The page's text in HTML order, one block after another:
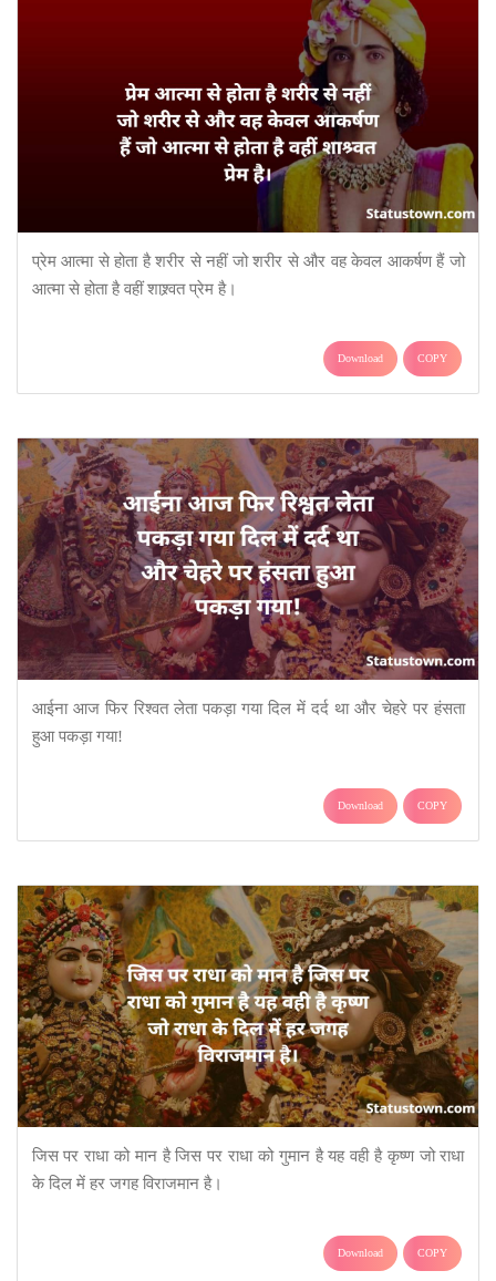
प्रेम आत्मा से होता है शरीर से नहीं जो शरीर से और वह केवल आकर्षण हैं जो
आत्मा से होता है वहीं शाश्र्वत प्रेम है।
Download COPY
आईना आज फिर रिश्वत लेता पकड़ा गया दिल में दर्द था और चेहरे पर हंसता
हुआ पकड़ा गया!
Download COPY
जिस पर राधा को मान है जिस पर राधा को गुमान है यह वही है कृष्ण जो राधा
के दिल में हर जगह विराजमान है।
Download COPY